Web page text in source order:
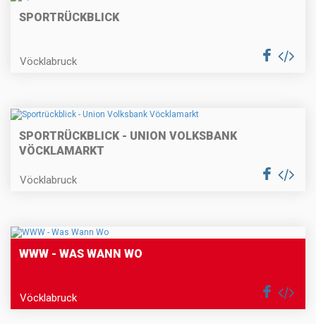
SPORTRÜCKBLICK
Vöcklabruck
SPORTRÜCKBLICK - UNION VOLKSBANK
VÖCKLAMARKT
Vöcklabruck
WWW - WAS WANN WO
Vöcklabruck